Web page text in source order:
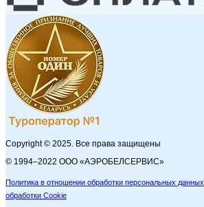
Copyright © 2025. Все права защищены
© 1994–2022 ООО «АЭРОБЕЛСЕРВИС»
Политика в отношении обработки персональных данных
обработки Cookie